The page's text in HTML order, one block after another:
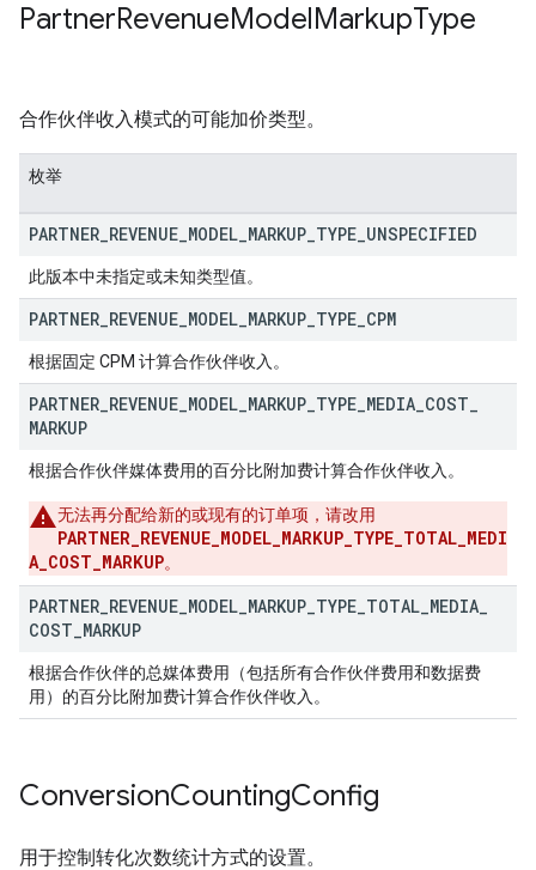
PartnerRevenueModelMarkupType
合作伙伴收入模式的可能加价类型。
枚举
PARTNER REVENUE MODEL MARKUP TYPE UNSPECIFIED
此版本中未指定或未知类型值。
PARTNER REVENUE MODEL MARKUP TYPE CPM
根据固定 CPM 计算合作伙伴收入。
PARTNER REVENUE MODEL MARKUP TYPE MEDIA COST
MARKUP
根据合作伙伴媒体费用的百分比附加费计算合作伙伴收入。
无法再分配给新的或现有的订单项，请改用
PARTNER_REVENUE_MODEL_MARKUP_TYPE_TOTAL_MEDI
A_COST_MARKUP。
PARTNER REVENUE MODEL MARKUP TYPE TOTAL MEDIA
COST MARKUP
根据合作伙伴的总媒体费用（包括所有合作伙伴费用和数据费
用）的百分比附加费计算合作伙伴收入。
ConversionCountingConfig
用于控制转化次数统计方式的设置。